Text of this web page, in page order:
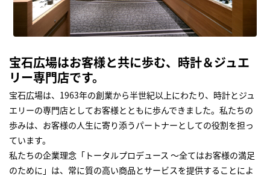
宝石広場はお客様と共に歩む、時計＆ジュエ
リー専門店です。
宝石広場は、1963年の創業から半世紀以上にわたり、時計とジュ
エリーの専門店としてお客様とともに歩んできました。私たちの
歩みは、お客様の人生に寄り添うパートナーとしての役割を担っ
ています。
私たちの企業理念「トータルプロデュース ～全てはお客様の満足
のために」は、常に質の高い商品とサービスを提供することによ